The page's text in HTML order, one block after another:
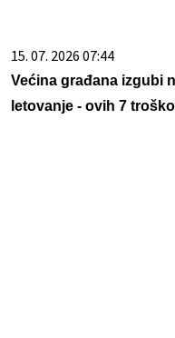
15. 07. 2026 07:44
Većina građana izgubi
letovanje - ovih 7